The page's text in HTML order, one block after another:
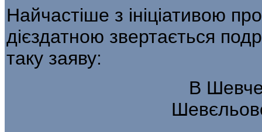
Найчастіше з ініціативою
дієздатною звертається
таку заяву:
В